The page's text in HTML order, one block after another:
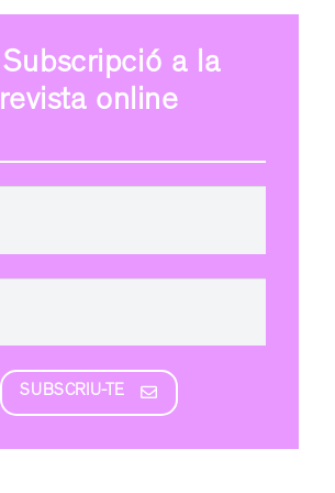
Subscripció a la
revista online
SUBSCRIU-TE